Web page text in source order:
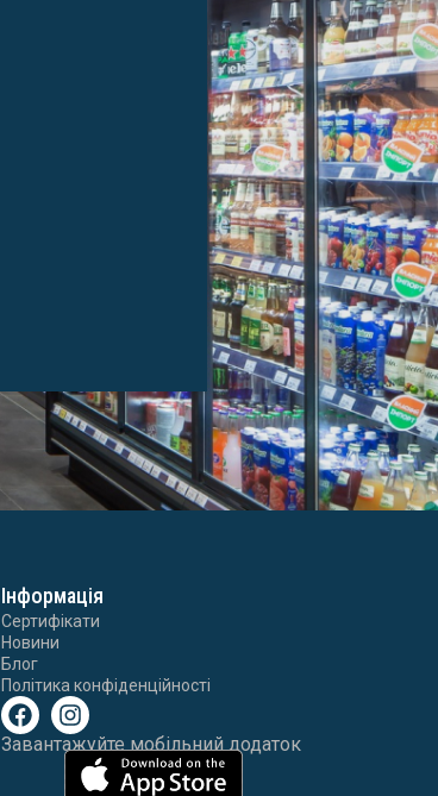
Інформація
Сертифікати
Новини
Блог
Політика конфіденційності
Завантажуйте мобільний додаток